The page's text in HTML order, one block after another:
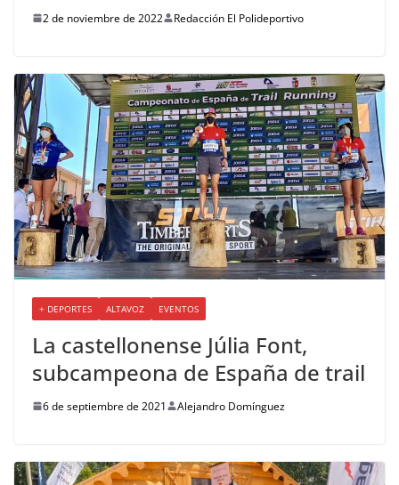
2 de noviembre de 2022 Redacción El Polideportivo
+ DEPORTES ALTAVOZ EVENTOS
La castellonense Júlia Font,
subcampeona de España de trail
6 de septiembre de 2021 Alejandro Domínguez